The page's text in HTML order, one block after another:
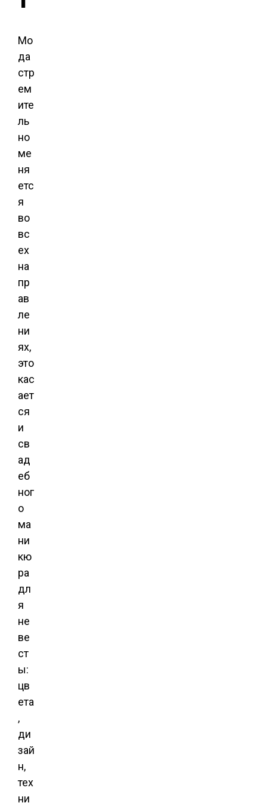
Мо
да
стр
ем
ите
ль
но
ме
ня
етс
я
во
вс
ех
на
пр
ав
ле
ни
ях,
это
кас
ает
ся
и
св
ад
еб
ног
о
ма
ни
кю
ра
дл
я
не
ве
ст
ы:
цв
ета
,
ди
зай
н,
тех
ни